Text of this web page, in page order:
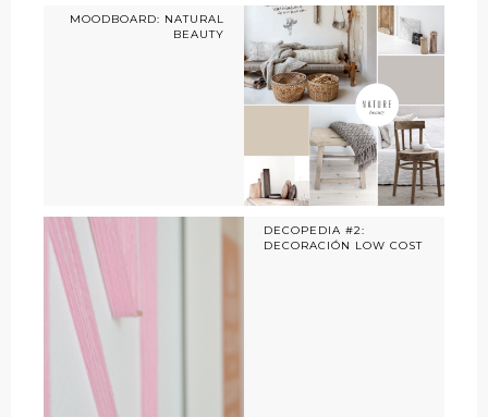
MOODBOARD: NATURAL
BEAUTY
DECOPEDIA #2:
DECORACIÓN LOW COST